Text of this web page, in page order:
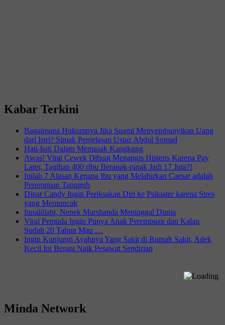
Kabar Terkini
Bagaimana Hukumnya Jika Suami Menyembunyikan Uang
dari Istri? Simak Penjelasan Ustaz Abdul Somad
Hati-hati Dalam Memasak Kangkung
Awas! Viral Cewek Dibuat Menangis Histeris Karena Pay
Later, Tagihan 400 ribu Beranak-pinak Jadi 17 Juta?!
Inilah 7 Alasan Kenapa Ibu yang Melahirkan Caesar adalah
Perempuan Tangguh
Dinar Candy Ingin Periksakan Diri ke Psikiater karena Stres
yang Memuncak
Innalillahi, Nenek Marshanda Meninggal Dunia
Viral Pemuda Ingin Punya Anak Perempuan dan Kalau
Sudah 20 Tahun Mau …
Ingin Kunjungi Ayahnya Yang Sakit di Rumah Sakit, Adek
Kecil Ini Berani Naik Pesawat Sendirian
Minda Network